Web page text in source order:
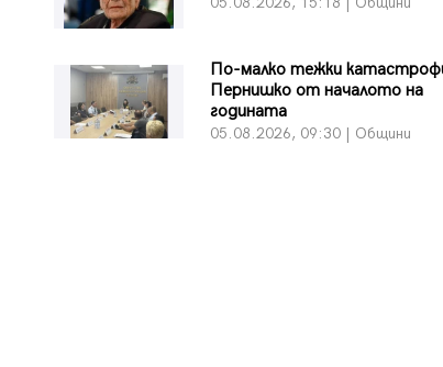
По-малко тежки
Пернишко от началото на
годината
05.08.2026, 09:30 | Общини